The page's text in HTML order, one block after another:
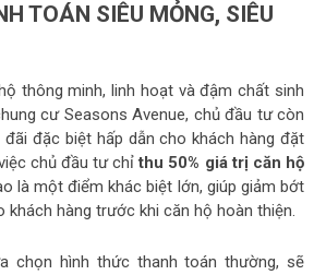
TOÁN SIÊU MỎNG, SIÊU
thông minh, linh hoạt và đậm chất sinh
cư Seasons Avenue, chủ đầu tư còn
đặc biệt hấp dẫn cho khách hàng đặt
chủ đầu tư chỉthu 50% giá trị căn hộ
là một điểm khác biệt lớn, giúp giảm bớt
khách hàng trước khi căn hộ hoàn thiện.
chọn hình thức thanh toán thường, sẽ